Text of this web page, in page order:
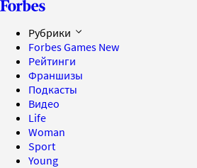
Рубрики
Forbes Games New
Рейтинги
Франшизы
Подкасты
Видео
Life
Woman
Sport
Young